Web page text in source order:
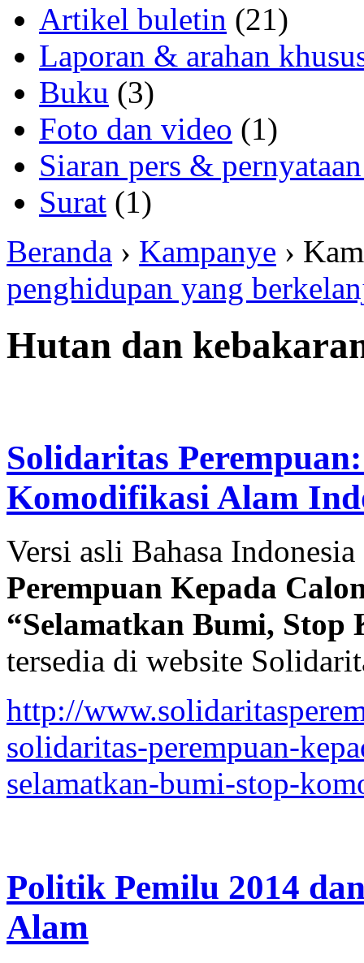
Artikel buletin (21)
Laporan & arahan
Buku (3)
Foto dan video (1)
Siaran pers &
Surat (1)
Beranda › Kampanye ›
penghidupan yang
Hutan dan
Solidaritas
Komodifikasi Alam
Versi asli Bahasa
Perempuan Kepada
“Selamatkan Bumi,
tersedia di website
http://
solidaritas-perempuan-
selamatkan-bumi-stop-
Politik Pemilu 2014
Alam